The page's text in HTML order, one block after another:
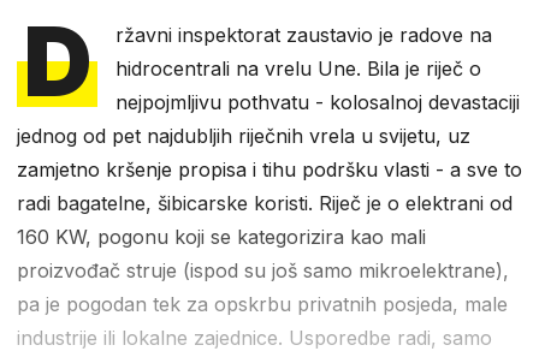
D
ržavni inspektorat zaustavio je radove na
hidrocentrali na vrelu Une. Bila je riječ o
nejpojmljivu pothvatu - kolosalnoj devastaciji
jednog od pet najdubljih riječnih vrela u svijetu, uz
zamjetno kršenje propisa i tihu podršku vlasti - a sve to
radi bagatelne, šibicarske koristi. Riječ je o elektrani od
160 KW, pogonu koji se kategorizira kao mali
proizvođač struje (ispod su još samo mikroelektrane),
pa je pogodan tek za opskrbu privatnih posjeda, male
industrije ili lokalne zajednice. Usporedbe radi, samo